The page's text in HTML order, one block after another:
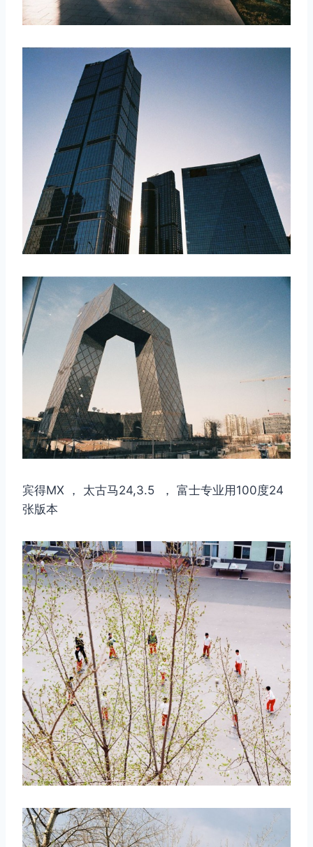
宾得MX ， 太古马24,3.5 ， 富士专业用100度24
张版本